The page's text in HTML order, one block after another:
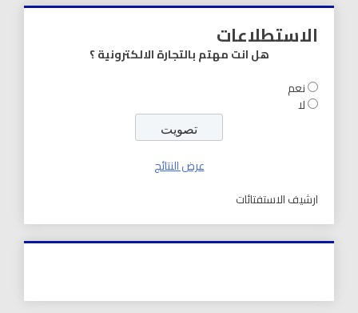
الاستطلاعات
هل انت مهتم بالتجارة الالكترونية ؟
نعم
لا
عرض النتائج
ارشيف الاستفتائات